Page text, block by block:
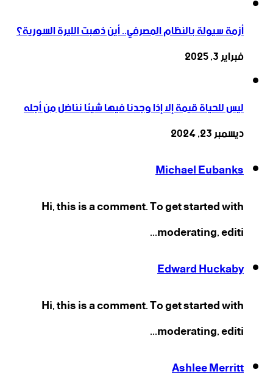
أزمة سيولة بالنظام المصرفي.. أين ذهبت الليرة السورية؟
فبراير 3, 2025
ليس للحياة قيمة إلا إذا وجدنا فيها شيئا نناضل من أجله
ديسمبر 23, 2024
Michael Eubanks
Hi, this is a comment. To get started with
moderating, editi...
Edward Huckaby
Hi, this is a comment. To get started with
moderating, editi...
Ashlee Merritt